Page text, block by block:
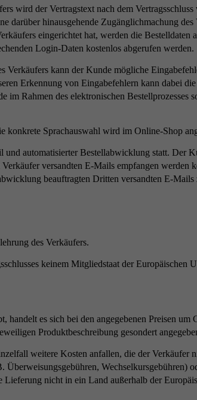
wird der Vertragstext nach dem
hinausgehende Zugänglichmachung
eingerichtet hat, werden die Bestelldaten
Login-Daten kostenlos abgerufen werden.
kann der Kunde mögliche
Erkennung von Eingabefehlern kann dabei
Rahmen des elektronischen Bestellprozesses
konkrete Sprachauswahl wird im Online-Shop
automatisierter Bestellabwicklung statt. Der
versandten E-Mails empfangen
beauftragten Dritten versandten E-
des Verkäufers.
keinem Mitgliedstaat der Europäischen
es sich bei den angegebenen Preisen um
Produktbeschreibung gesondert
weitere Kosten anfallen, die der Verkäufer
Wechselkursgebühren)
nicht in ein Land außerhalb der